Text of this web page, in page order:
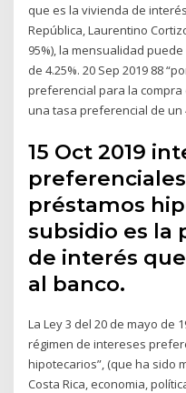
que es la vivienda de
República, Laurentino
95%), la mensualidad
de 4.25%. 20 Sep 2019 88
preferencial para la compra
una tasa preferencial de un
15 Oct 2019
préstamos
subsidio es la
de interés
al banco.
La Ley 3 del 20 de mayo de
régimen de intereses
hipotecarios”, (que ha sido
Costa Rica, economia,